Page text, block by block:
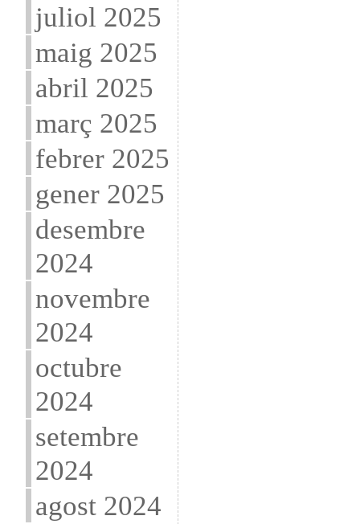
juliol 2025
maig 2025
abril 2025
març 2025
febrer 2025
gener 2025
desembre
2024
novembre
2024
octubre
2024
setembre
2024
agost 2024